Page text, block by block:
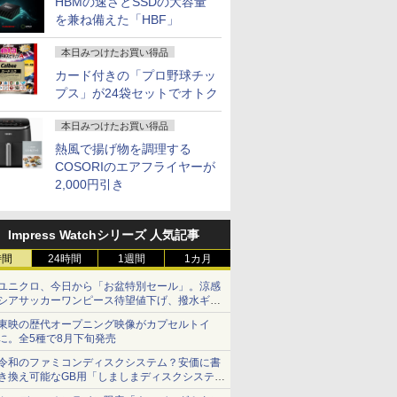
を兼ね備えた「HBF」
本日みつけたお買い得品
カード付きの「プロ野球チッ
プス」が24袋セットでオトク
本日みつけたお買い得品
熱風で揚げ物を調理する
COSORIのエアフライヤーが
2,000円引き
Impress Watchシリーズ 人気記事
24時間 1週間 1カ月
ニクロ、今日から「お盆特別セール」。涼感
アサッカーワンピース待望値下げ、撥水ギア
ョーツは1990円に
映の歴代オープニング映像がカプセルトイ
。全5種で8月下旬発売
和のファミコンディスクシステム？安価に書
換え可能なGB用「しましまディスクシステ
」